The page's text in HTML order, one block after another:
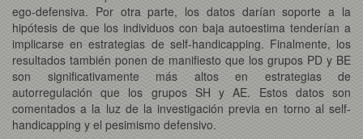
ego-defensiva. Por otra parte, los datos darían soporte a la
hipótesis de que los individuos con baja autoestima tenderían a
implicarse en estrategias de self-handicapping. Finalmente, los
resultados también ponen de manifiesto que los grupos PD y BE
son significativamente más altos en estrategias de
autorregulación que los grupos SH y AE. Estos datos son
comentados a la luz de la investigación previa en torno al self-
handicapping y el pesimismo defensivo.